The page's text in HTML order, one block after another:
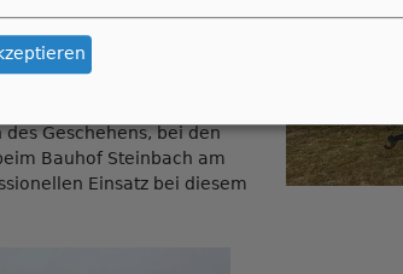
wurde die Glocke aus
ev. Kirche, über das
unten gehoben Pfarrer
Technik Team Tettau für
Geschehens, bei den
Bauhof Steinbach am
Einsatz bei diesem